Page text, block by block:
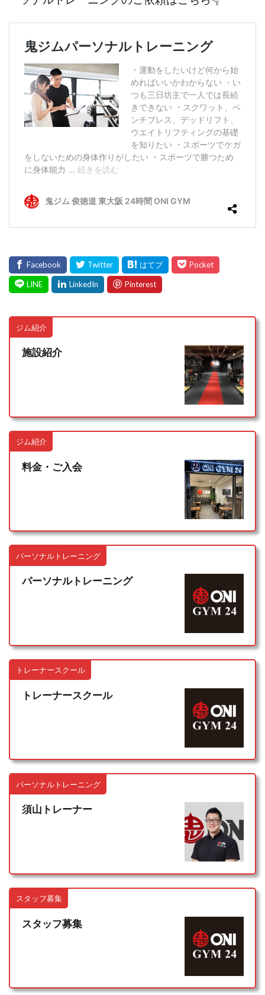
ジム紹介
施設紹介
ジム紹介
料金・ご入会
パーソナルトレーニング
パーソナルトレーニング
トレーナースクール
トレーナースクール
パーソナルトレーニング
須山トレーナー
スタッフ募集
スタッフ募集